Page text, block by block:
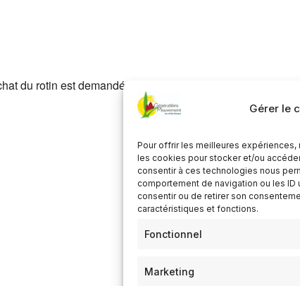
Gérer le
Pour offrir les meilleures
les cookies pour stocker et/ou
consentir à ces technologies nous
comportement de navigation ou les
consentir ou de retirer son
caractéristiques et fonctions.
Fonctionnel
Marketing
du rotin est demandée)